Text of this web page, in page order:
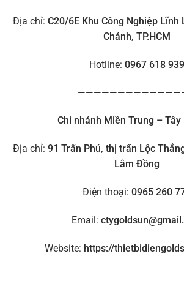
Địa chỉ: C20/6E Khu Công Nghiệp Lĩnh
Chánh, TP.HCM
Hotline: 0967 618 939
Chi nhánh Miền Trung – Tây
Địa chỉ: 91 Trấn Phú, thị trấn Lộc
Lâm Đồng
Điện thoại: 0965 260
Email:
Website: https://